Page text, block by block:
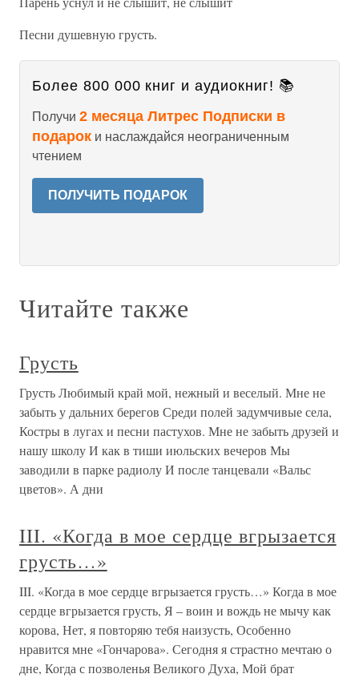
Песни душевную грусть.
Более 800 000 книг и аудиокниг! 📚
Получи 2 месяца Литрес Подписки в
подарок и наслаждайся неограниченным
чтением
ПОЛУЧИТЬ ПОДАРОК
Читайте также
Грусть
Грусть Любимый край мой, нежный и веселый. Мне не
забыть у дальних берегов Среди полей задумчивые села,
Костры в лугах и песни пастухов. Мне не забыть друзей и
нашу школу И как в тиши июльских вечеров Мы
заводили в парке радиолу И после танцевали «Вальс
цветов». А дни
III. «Когда в мое сердце вгрызается
грусть…»
III. «Когда в мое сердце вгрызается грусть…» Когда в мое
сердце вгрызается грусть, Я – воин и вождь не мычу как
корова, Нет, я повторяю тебя наизусть, Особенно
нравится мне «Гончарова». Сегодня я страстно мечтаю о
дне, Когда с позволенья Великого Духа, Мой брат